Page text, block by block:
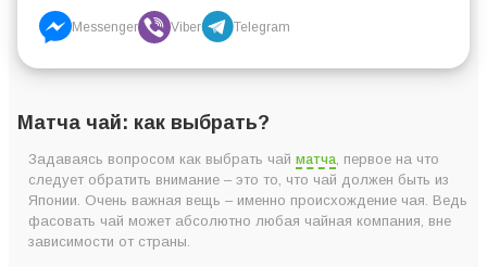
Messenger Viber Telegram
Матча чай: как выбрать?
Задаваясь вопросом как выбрать чай матча, первое на что
следует обратить внимание – это то, что чай должен быть из
Японии. Очень важная вещь – именно происхождение чая. Ведь
фасовать чай может абсолютно любая чайная компания, вне
зависимости от страны.